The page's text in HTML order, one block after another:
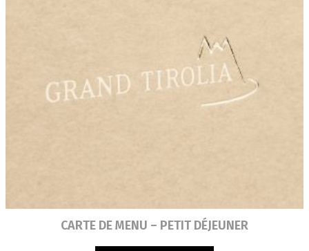
Lire la suiteCARTE DE MENU – PETIT DÉJEUNER